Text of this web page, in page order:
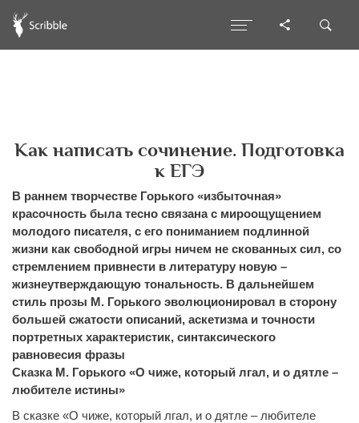
Как написать сочинение. Подготовка
к ЕГЭ
В раннем творчестве Горького «избыточная»
красочность была тесно связана с мироощущением
молодого писателя, с его пониманием подлинной
жизни как свободной игры ничем не скованных сил, со
стремлением привнести в литературу новую –
жизнеутверждающую тональность. В дальнейшем
стиль прозы М. Горького эволюционировал в сторону
большей сжатости описаний, аскетизма и точности
портретных характеристик, синтаксического
равновесия фразы
Сказка М. Горького «О чиже, который лгал, и о дятле –
любителе истины»
В сказке «О чиже, который лгал, и о дятле – любителе